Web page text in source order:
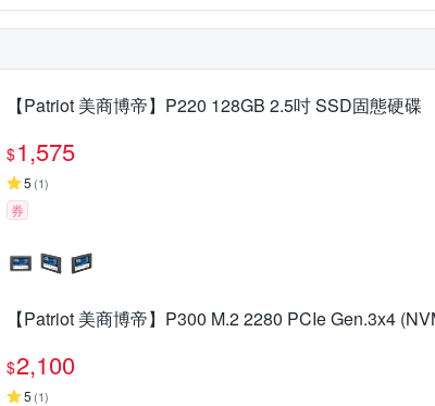
【Patriot 美商博帝】P220 128GB 2.5吋 SSD固態硬碟
$1,575
5 (1)
券
【Patriot 美商博帝】P300 M.2 2280 PCIe Gen.3x4
$2,100
5 (1)